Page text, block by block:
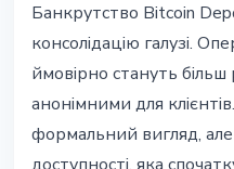
Банкрутство Bitcoin
консолідацію галузі.
ймовірно стануть
анонімними для
формальний вигляд, але